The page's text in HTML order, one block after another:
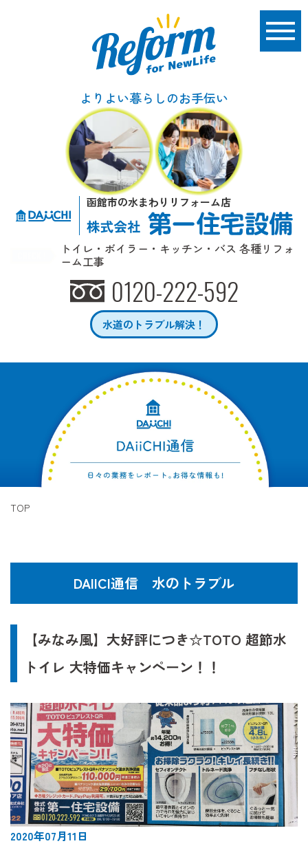
よりよい暮らしのお手伝い
函館市の水まわりリフォーム店
トイレ・ボイラー・キッチン・バス 各種リフォ
ーム工事
0120-222-592
水道のトラブル解決！
TOP
DAIICI通信 水のトラブル
【みなみ風】大好評につき☆TOTO 超節水
トイレ 大特価キャンペーン！！
2020年07月11日